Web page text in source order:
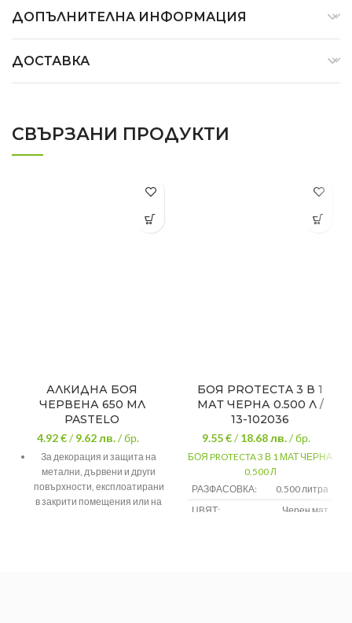
ДОПЪЛНИТЕЛНА ИНФОРМАЦИЯ
ДОСТАВКА
СВЪРЗАНИ ПРОДУКТИ
АЛКИДНА БОЯ
ЧЕРВЕНА 650 МЛ
PASTELO
4.92 €/9.62лв./ бр.
За декорация и защита на
метални, дървени и други
повърхности, експлоатирани
в закрити помещения или на
БОЯ PROTECTA 3 В 1
МАТ ЧЕРНА 0.500 Л /
13-102036
9.55 €/18.68лв./ бр.
БОЯ PROTECTA 3 В 1 МАТ ЧЕРНА
0.500 Л
РАЗФАСОВКА:
0.500 литра
ЦВЯТ:
Черен мат